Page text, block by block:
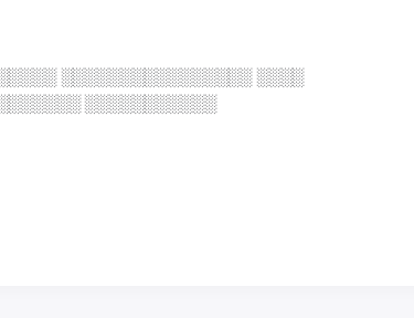
░░░░░░░░░░░░░░░░ ░░░░
░░░░░░░░░░░